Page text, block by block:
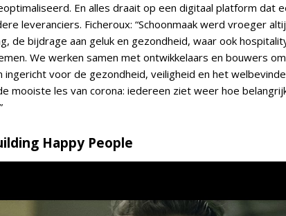
En alles draait op een digitaal platform dat
leveranciers. Ficheroux: “Schoonmaak werd vroeger
de bijdrage aan geluk en gezondheid, waar ook
We werken samen met ontwikkelaars en bouwers
voor de gezondheid, veiligheid en het
mooiste les van corona: iedereen ziet weer hoe
Happy People